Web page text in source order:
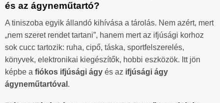
és az ágyneműtartó?
A tiniszoba egyik állandó kihívása a tárolás. Nem azért, mert
„nem szeret rendet tartani”, hanem mert az ifjúsági korhoz
sok cucc tartozik: ruha, cipő, táska, sportfelszerelés,
könyvek, elektronikai kiegészítők, hobbi eszközök. Itt jön
képbe a fiókos ifjúsági ágy és az ifjúsági ágy
ágyneműtartóval .